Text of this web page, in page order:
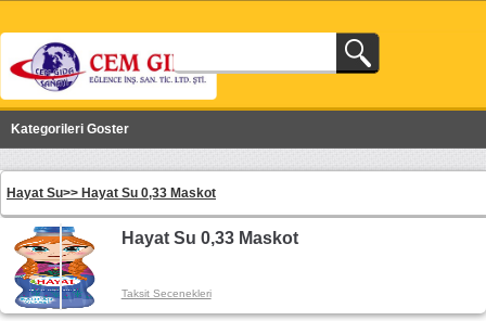
Kategorileri Goster
Hayat Su>> Hayat Su 0,33 Maskot
Hayat Su 0,33 Maskot
Taksit Secenekleri